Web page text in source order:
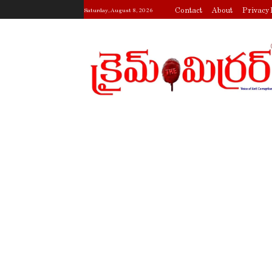
Saturday, August 8, 2026 Contact About Privacy